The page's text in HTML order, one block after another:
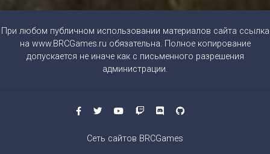
При любом публичном использовании материалов сайта ссылка
на www.BRCGames.ru обязательна. Полное копирование
допускается не иначе как с письменного разрешения
администрации.
Сеть сайтов BRCGames